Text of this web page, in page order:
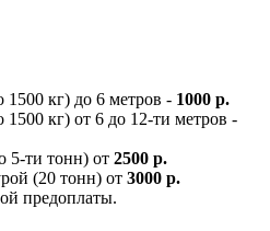
1500 кг) до 6 метров - 1000 р.
1500 кг) от 6 до 12-ти метров -
5-ти тонн) от 2500 р.
(20 тонн) от 3000 р.
предоплаты.